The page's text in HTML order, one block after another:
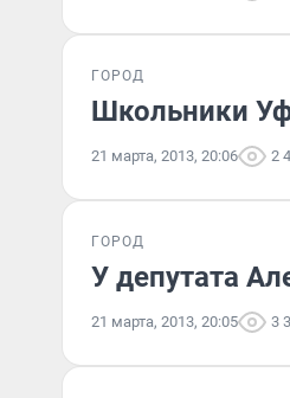
ГОРОД
Школьники
21 марта, 2013, 20:06 2
ГОРОД
У депутата
21 марта, 2013, 20:05 3